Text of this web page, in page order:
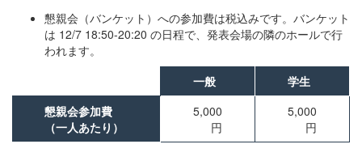
懇親会（バンケット）への参加費は税込みです。バンケット
は 12/7 18:50-20:20 の日程で、発表会場の隣のホールで行
われます。
一般
学生
懇親会参加費
（一人あたり）
5,000
円
5,000
円